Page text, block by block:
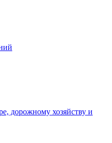
дорожному хозяйству и